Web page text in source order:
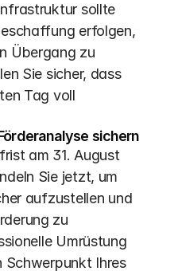
sollte
erfolgen,
Übergang zu
Sie sicher, dass
Tag voll
sichern
am 31. August
Sie jetzt, um
aufzustellen und
zu
Umrüstung
Schwerpunkt Ihres